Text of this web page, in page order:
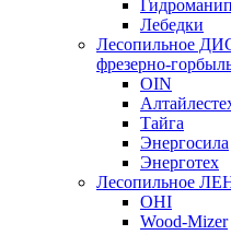
Лебедки
Лесопильное
фрезерно-
OIN
Тайга
Энергосила
Энерготех
Лесопильное
OHI
Wood-Mizer